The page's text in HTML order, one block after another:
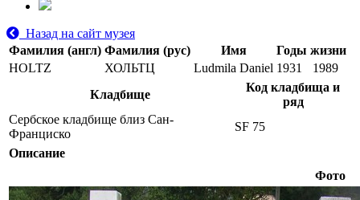
Назад на сайт музея
Фамилия (англ) Фамилия (рус) Имя
Годы жизни
HOLTZ
ХОЛЬТЦ Ludmila Daniel 1931
1989
Кладбище
Код кладбища и
ряд
Сербское кладбище близ Сан-
Франциско
SF 75
Описание
Фото